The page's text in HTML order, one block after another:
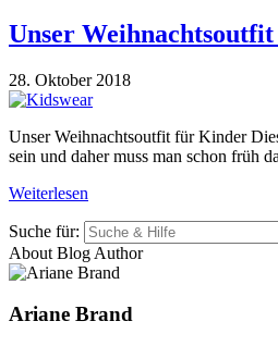
Unser
28. Oktober 2018
Unser Weihnachtsoutfit für Kinder
sein und daher muss man schon früh
Weiterlesen
Suche für:
About Blog Author
Ariane Brand